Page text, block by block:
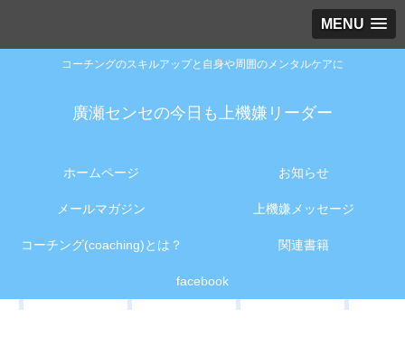
MENU
コーチングのスキルアップと自身や周囲のメンタルケアに
廣瀬センセの今日も上機嫌リーダー
ホームページ お知らせ
メールマガジン 上機嫌メッセージ
コーチング(coaching)とは？ 関連書籍
facebook